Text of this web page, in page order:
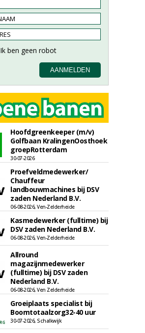
Hoofdgreenkeeper (m/v)
Golfbaan KralingenOosthoek
groepRotterdam
30-07-2026
Proefveldmedewerker/
Chauffeur
landbouwmachines bij DSV
zaden Nederland B.V.
06-08-2026, Ven-Zelderheide
Kasmedewerker (fulltime) bij
DSV zaden Nederland B.V.
06-08-2026, Ven-Zelderheide
Allround
magazijnmedewerker
(fulltime) bij DSV zaden
Nederland B.V.
06-08-2026, Ven Zelderheide
Groeiplaats specialist bij
Boomtotaalzorg32-40 uur
30-07-2026, Schalkwijk